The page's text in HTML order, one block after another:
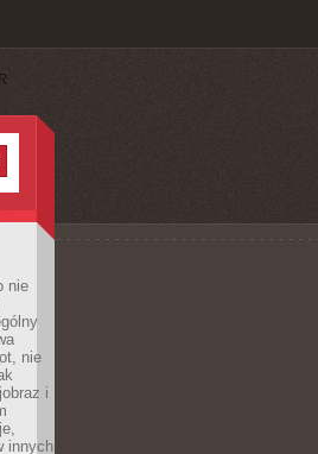
nie
nie
i
innych